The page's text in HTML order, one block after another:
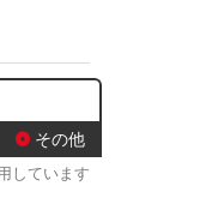
その他
しています